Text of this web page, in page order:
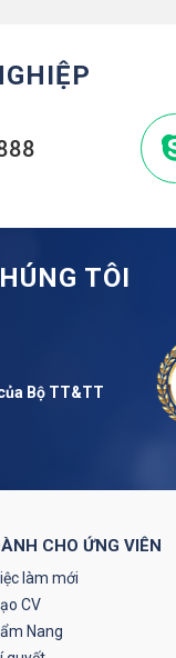
TÔI
Bộ TT&TT
CHO ỨNG VIÊN
làm mới
CV
Nang